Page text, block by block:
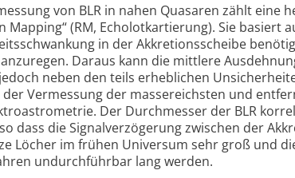
von BLR in nahen Quasaren zählt eine
Mapping“ (RM, Echolot­kartierung). Sie basiert
in der Akkretions­scheibe
Daraus kann die mittlere
neben den teils erheblichen
Vermessung der massereichsten und
Der Durchmesser der BLR
dass die Signalverzögerung zwischen der
Löcher im frühen Universum sehr groß und
undurchführbar lang werden.